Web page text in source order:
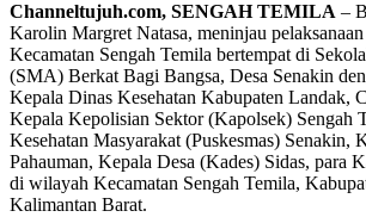
Channeltujuh.com, SENGAH TEMILA –
Karolin Margret Natasa, meninjau
Kecamatan Sengah Temila bertempat di
(SMA) Berkat Bagi Bangsa, Desa Senakin
Kepala Dinas Kesehatan Kabupaten Landak,
Kepala Kepolisian Sektor (Kapolsek) Sengah
Kesehatan Masyarakat (Puskesmas) Senakin,
Pahauman, Kepala Desa (Kades) Sidas, para
di wilayah Kecamatan Sengah Temila,
Kalimantan Barat.